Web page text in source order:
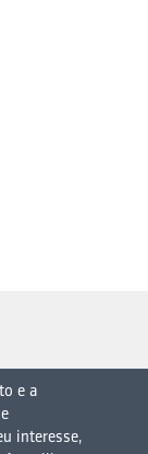
do
e a
interesse,